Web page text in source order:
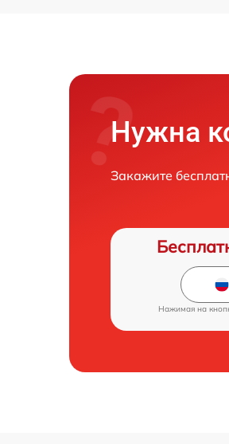
Нужна
Закажите
Нажимая на